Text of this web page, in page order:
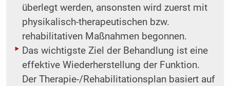
überlegt werden, ansonsten wird zuerst mit
physikalisch-therapeutischen bzw.
rehabilitativen Maßnahmen begonnen.
Das wichtigste Ziel der Behandlung ist eine
effektive Wiederherstellung der Funktion.
Der Therapie-/Rehabilitationsplan basiert auf